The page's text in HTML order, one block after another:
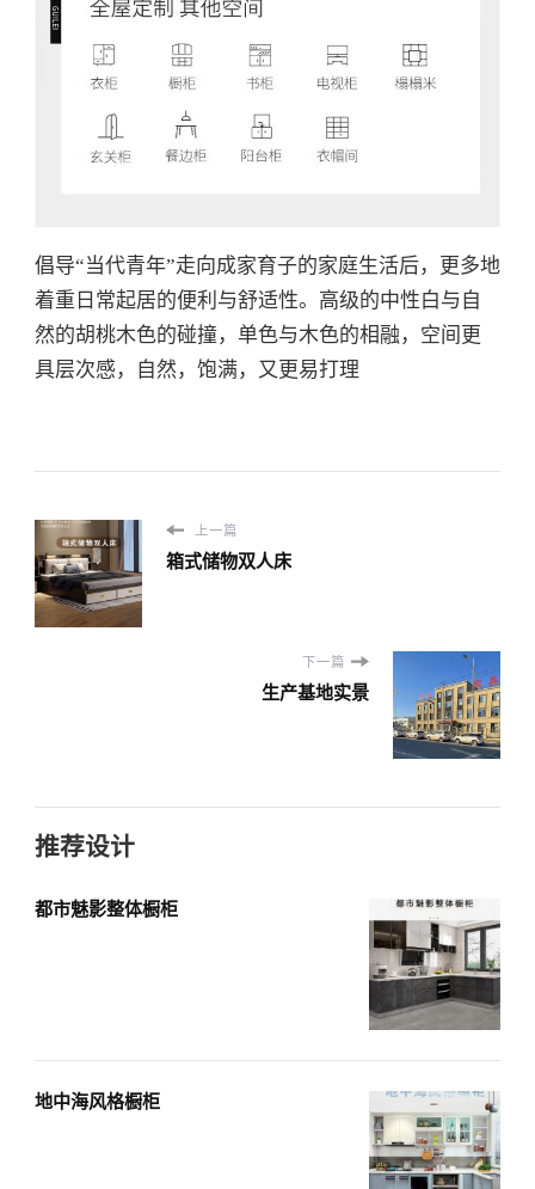
倡导“当代青年”走向成家育子的家庭生活后，更多地
着重日常起居的便利与舒适性。高级的中性白与自
然的胡桃木色的碰撞，单色与木色的相融，空间更
具层次感，自然，饱满，又更易打理
上一篇
箱式储物双人床
下一篇
生产基地实景
推荐设计
都市魅影整体橱柜
地中海风格橱柜